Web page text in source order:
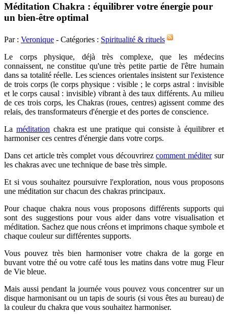
Méditation Chakra : équilibrer votre énergie pour
un bien-être optimal
Par : Veronique - Catégories : Spiritualité & rituels
Le corps physique, déjà très complexe, que les médecins
connaissent, ne constitue qu'une très petite partie de l'être humain
dans sa totalité réelle. Les sciences orientales insistent sur l'existence
de trois corps (le corps physique : visible ; le corps astral : invisible
et le corps causal : invisible) vibrant à des taux différents. Au milieu
de ces trois corps, les Chakras (roues, centres) agissent comme des
relais, des transformateurs d'énergie et des portes de conscience.
La méditation chakra est une pratique qui consiste à équilibrer et
harmoniser ces centres d'énergie dans votre corps.
Dans cet article très complet vous découvrirezcomment méditersur
les chakras avec une technique de base très simple.
Et si vous souhaitez poursuivre l'exploration, nous vous proposons
une méditation sur chacun des chakras principaux.
Pour chaque chakra nous vous proposons différents supports qui
sont des suggestions pour vous aider dans votre visualisation et
méditation. Sachez que nous créons et imprimons chaque symbole et
chaque couleur sur différentes supports.
Vous pouvez très bien harmoniser votre chakra de la gorge en
buvant votre thé ou votre café tous les matins dans votre mug Fleur
de Vie bleue.
Mais aussi pendant la journée vous pouvez vous concentrer sur un
disque harmonisant ou un tapis de souris (si vous êtes au bureau) de
la couleur du chakra que vous souhaitez harmoniser.